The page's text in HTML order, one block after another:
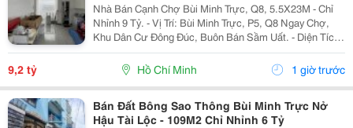
Nhà Bán Cạnh Chợ Bùi Minh Trực, Q8, 5.5X23M - Chỉ
Nhỉnh 9 Tỷ. - Vị Trí: Bùi Minh Trực, P5, Q8 Ngay Chợ,
Khu Dân Cư Đông Đúc, Buôn Bán Sầm Uất. - Diện Tích:
5.5 X 23M Siêu Rộng, Thoáng Mát. Kết Cấu: 1 Trệt 1
Lầu, 5 Phòng Ngủ, Sân Siêu Rộng,...
9,2 tỷ Hồ Chí Minh 1 giờ trước
Bán Đất Bông Sao Thông Bùi Minh Trực Nở
Hậu Tài Lộc - 109M2 Chỉ Nhỉnh 6 Tỷ